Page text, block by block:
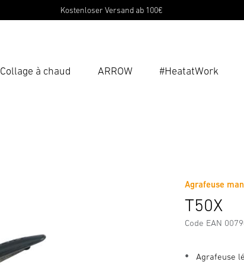
Kostenloser Versand ab 100€
Collage à chaud ARROW #HeatatWork
Agrafeuse
T50X
Code EAN
Agrafeuse